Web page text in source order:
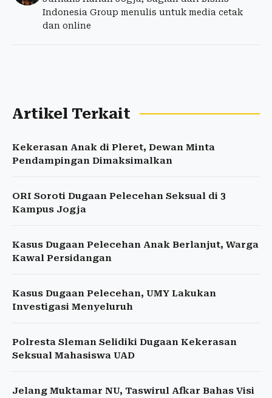
Indonesia Group menulis untuk media cetak
dan online
Artikel Terkait
Kekerasan Anak di Pleret, Dewan Minta
Pendampingan Dimaksimalkan
ORI Soroti Dugaan Pelecehan Seksual di 3
Kampus Jogja
Kasus Dugaan Pelecehan Anak Berlanjut, Warga
Kawal Persidangan
Kasus Dugaan Pelecehan, UMY Lakukan
Investigasi Menyeluruh
Polresta Sleman Selidiki Dugaan Kekerasan
Seksual Mahasiswa UAD
Jelang Muktamar NU, Taswirul Afkar Bahas Visi